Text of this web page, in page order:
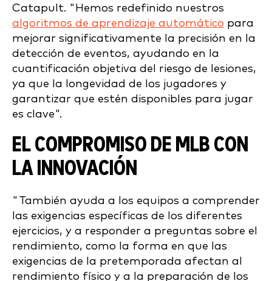
Catapult. "Hemos redefinido nuestros
algoritmos de aprendizaje automático para
mejorar significativamente la precisión en la
detección de eventos, ayudando en la
cuantificación objetiva del riesgo de lesiones,
ya que la longevidad de los jugadores y
garantizar que estén disponibles para jugar
es clave".
EL COMPROMISO DE MLB CON
LA INNOVACIÓN
"También ayuda a los equipos a comprender
las exigencias específicas de los diferentes
ejercicios, y a responder a preguntas sobre el
rendimiento, como la forma en que las
exigencias de la pretemporada afectan al
rendimiento físico y a la preparación de los